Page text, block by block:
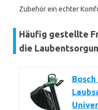
Zubehör ein echter
Häufig gestellte
die